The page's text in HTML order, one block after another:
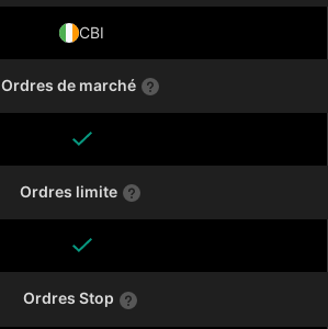
CBI
Ordres de marché
Ordres limite
Ordres Stop